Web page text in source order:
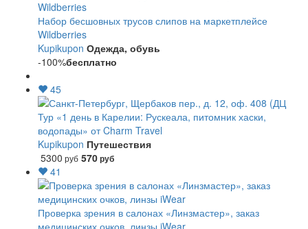
Набор бесшовных трусов слипов на маркетплейсе
Wildberries
Kupikupon Одежда, обувь
-100%бесплатно
45
Тур «1 день в Карелии: Рускеала, питомник хаски,
водопады» от Charm Travel
Kupikupon Путешествия
5300 руб 570руб
41
Проверка зрения в салонах «Линзмастер», заказ
медицинских очков, линзы iWear